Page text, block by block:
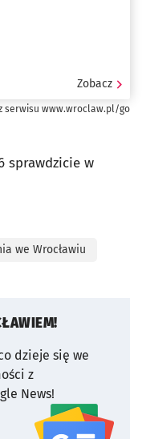
Zobacz
serwisu www.wroclaw.pl/go
sprawdzicie w
we Wrocławiu
dzieje się we
z
News!